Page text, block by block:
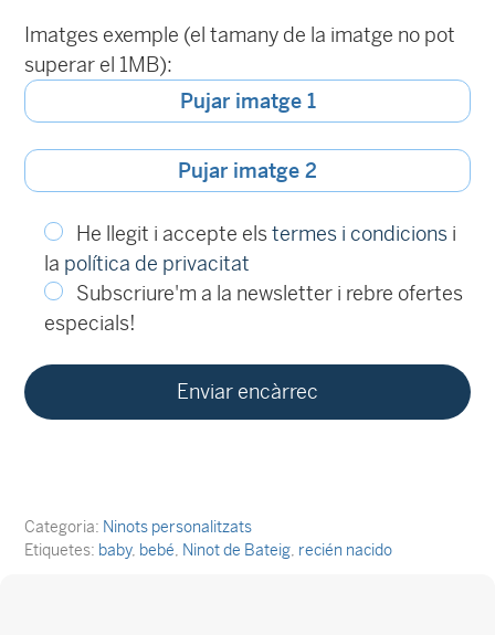
Imatges exemple (el tamany de la imatge no pot
superar el 1MB):
Pujar imatge 1
Pujar imatge 2
He llegit i accepte elstermes i condicions i
la política de privacitat
Subscriure'm a la newsletter i rebre ofertes
especials!
Categoria: Ninots personalitzats
Etiquetes: baby, bebé Ninot de Bateig recién nacido